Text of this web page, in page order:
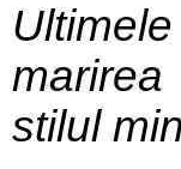
stilul